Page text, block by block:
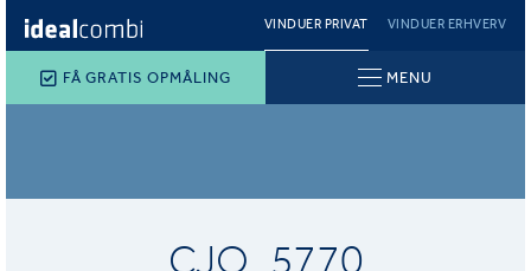
VINDUER PRIVAT VINDUER ERHVERV
FÅ GRATIS OPMÅLING MENU
CJO_5770